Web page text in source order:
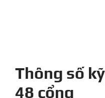
Thông số
48 cổng